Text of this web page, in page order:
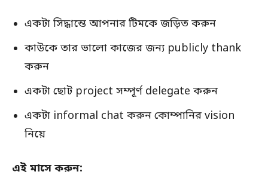
একটা সিদ্ধান্তে আপনার টিমকে জড়িত করুন
কাউকে তার ভালো কাজের জন্য publicly thank
করুন
একটা ছোট project সম্পূর্ণ delegate করুন
একটা informal chat করুন কোম্পানির vision
নিয়ে
এই মাসে করুন: